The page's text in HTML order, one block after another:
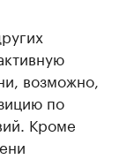
возможно,
по
Кроме